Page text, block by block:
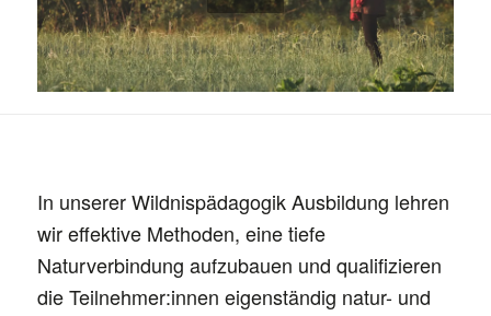
In unserer Wildnispädagogik Ausbildung lehren
wir effektive Methoden, eine tiefe
Naturverbindung aufzubauen und qualifizieren
die Teilnehmer:innen eigenständig natur- und